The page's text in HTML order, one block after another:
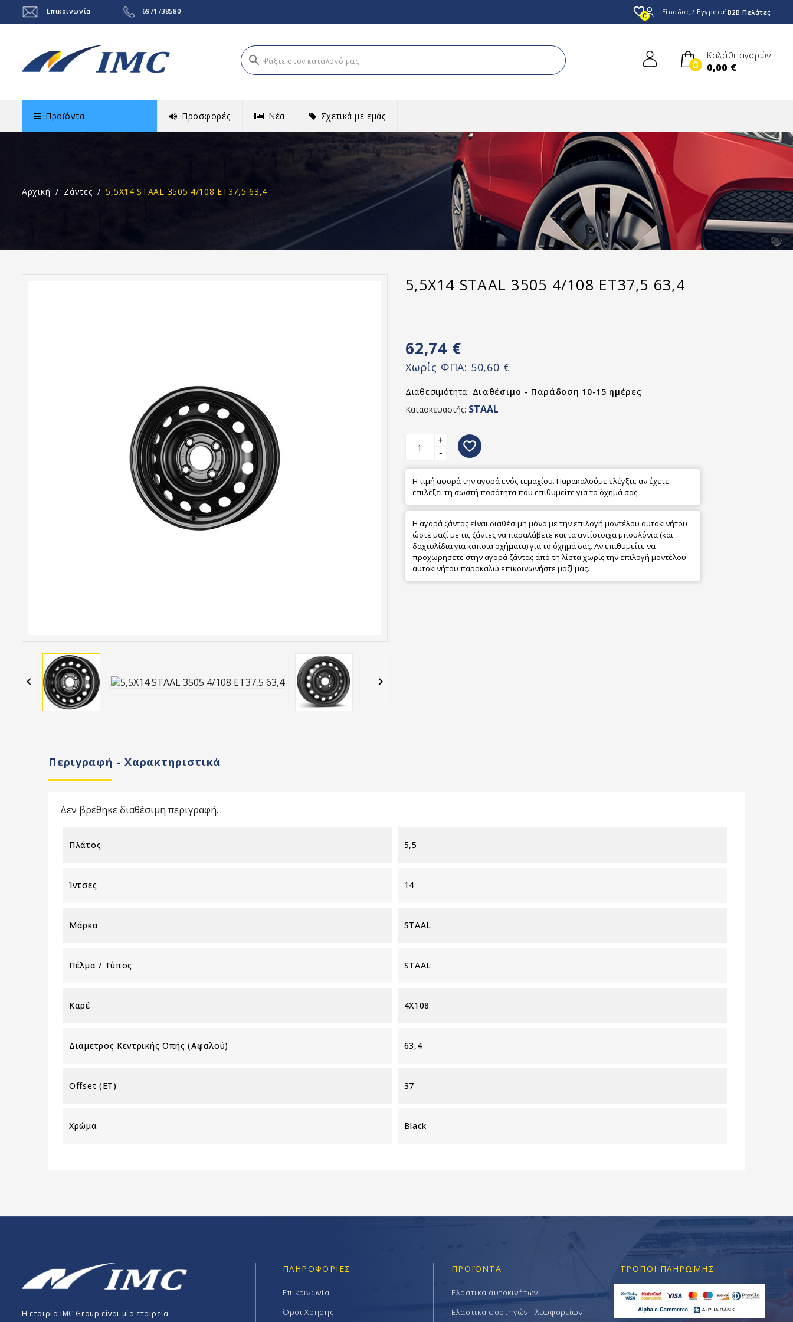
Επικοινωνία 6971738580 favorite_border0 Είσοδος / ΕγγραφήB2B Πελάτες
search 0
Καλάθι αγορών
0,00 €
Προϊόντα Προσφορές Νέα Σχετικά με εμάς
Αρχική Ζάντες 5,5X14 STAAL 3505 4/108 ET37,5 63,4
 
5,5X14 STAAL 3505 4/108 ET37,5 63,4
62,74 €
Χωρίς ΦΠΑ: 50,60 €
Διαθεσιμότητα: Διαθέσιμο - Παράδοση 10-15 ημέρες
Κατασκευαστής: STAAL
+
-
favorite_border
Η τιμή αφορά την αγορά ενός τεμαχίου. Παρακαλούμε ελέγξτε αν έχετε
επιλέξει τη σωστή ποσότητα που επιθυμείτε για το όχημά σας
Η αγορά ζάντας είναι διαθέσιμη μόνο με την επιλογή μοντέλου αυτοκινήτου
ώστε μαζί με τις ζάντες να παραλάβετε και τα αντίστοιχα μπουλόνια (και
δαχτυλίδια για κάποια οχήματα) για το όχημά σας. Αν επιθυμείτε να
προχωρήσετε στην αγορά ζάντας από τη λίστα χωρίς την επιλογή μοντέλου
αυτοκινήτου παρακαλώ επικοινωνήστε μαζί μας.
Περιγραφή - Χαρακτηριστικά
Δεν βρέθηκε διαθέσιμη περιγραφή.
Πλάτος 5,5
Ίντσες 14
Μάρκα STAAL
Πέλμα / Τύπος STAAL
Καρέ 4X108
Διάμετρος Κεντρικής Οπής (αφαλού) 63,4
Offset (ET) 37
Χρώμα Black
Η εταιρία IMC Group είναι μία εταιρεία
ΠΛΗΡΟΦΟΡΊΕΣ
Επικοινωνία
Όροι Χρήσης
ΠΡΟΪΟΝΤΑ
Ελαστικά αυτοκινήτων
Ελαστικά φορτηγών - λεωφορείων
ΤΡΌΠΟΙ ΠΛΗΡΩΜΉΣ